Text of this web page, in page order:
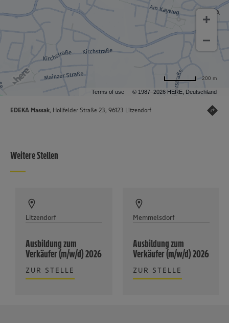
Terms of use © 1987–2026 HERE, Deutschland
200 m
EDEKA Massak, Hollfelder Straße 23, 96123 Litzendorf
Weitere Stellen
Litzendorf
Ausbildung zum
Verkäufer (m/w/d) 2026
ZUR STELLE
Memmelsdorf
Ausbildung zum
Verkäufer (m/w/d) 2026
ZUR STELLE